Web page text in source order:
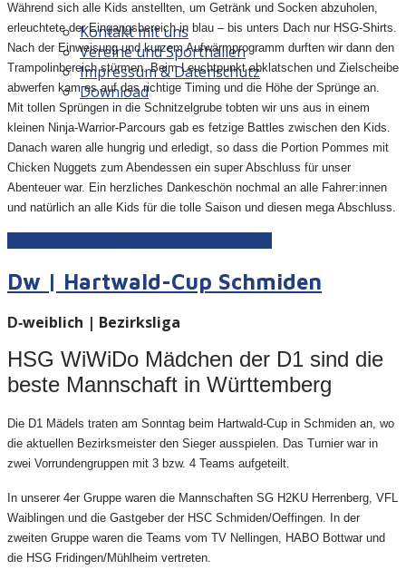
Kontakt mit uns
Vereine und Sporthallen
Impressum & Datenschutz
Download
Während sich alle Kids anstellten, um Getränk und Socken abzuholen,
erleuchtete der Eingangsbereich in blau – bis unters Dach nur HSG-Shirts.
Nach der Einweisung und kurzem Aufwärmprogramm durften wir dann den
Trampolinbereich stürmen. Beim Leuchtpunkt abklatschen und Zielscheibe
abwerfen kam es auf das richtige Timing und die Höhe der Sprünge an.
Mit tollen Sprüngen in die Schnitzelgrube tobten wir uns aus in einem
kleinen Ninja-Warrior-Parcours gab es fetzige Battles zwischen den Kids.
Danach waren alle hungrig und erledigt, so dass die Portion Pommes mit
Chicken Nuggets zum Abendessen ein super Abschluss für unser
Abenteuer war. Ein herzliches Dankeschön nochmal an alle Fahrer:innen
und natürlich an alle Kids für die tolle Saison und diesen mega Abschluss.
Dw | Hartwald-Cup Schmiden
D-weiblich | Bezirksliga
HSG WiWiDo Mädchen der D1 sind die
beste Mannschaft in Württemberg
Die D1 Mädels traten am Sonntag beim Hartwald-Cup in Schmiden an, wo
die aktuellen Bezirksmeister den Sieger ausspielen. Das Turnier war in
zwei Vorrundengruppen mit 3 bzw. 4 Teams aufgeteilt.
In unserer 4er Gruppe waren die Mannschaften SG H2KU Herrenberg, VFL
Waiblingen und die Gastgeber der HSC Schmiden/Oeffingen. In der
zweiten Gruppe waren die Teams vom TV Nellingen, HABO Bottwar und
die HSG Fridingen/Mühlheim vertreten.